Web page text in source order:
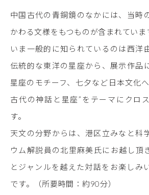
中国古代の青銅鏡のなかには、当時
かわる文様をもつものが含まれていま
いま一般的に知られているのは西洋
伝統的な東洋の星座から、展示作品
星座のモチーフ、七夕など日本文化
古代の神話と星座”をテーマにクロ
す。
天文の分野からは、港区立みなと科
ウム解説員の北里麻美氏にお越し頂
とジャンルを越えた対話をお楽しみ
です。（所要時間：約90分）